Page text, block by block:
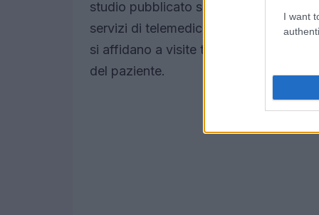
I want
studio pubblicato su
servizi di telemedicina presentano
si affidano a visite tradizionali,
del paziente.